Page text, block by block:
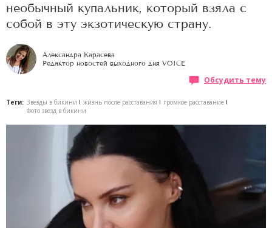
необычный купальник, который взяла с
собой в эту экзотическую страну.
Александра Карасева
Редактор новостей выходного дня VOICE
Обсудить тему
Теги: Звезды в бикини жизнь после расставания
громкое расставание
Фото звезд в бикини